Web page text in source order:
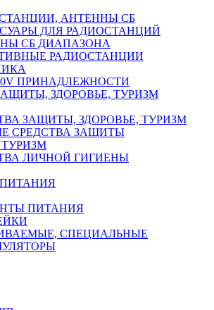
АНТЕННЫ CБ
ДЛЯ РАДИОСТАНЦИЙ
CБ ДИАПАЗОНА
РАДИОСТАНЦИИ
ПРИНАДЛЕЖНОСТИ
ЗДОРОВЬЕ, ТУРИЗМ
ЗАЩИТЫ, ЗДОРОВЬЕ, ТУРИЗМ
СРЕДСТВА ЗАЩИТЫ
ЛИЧНОЙ ГИГИЕНЫ
ПИТАНИЯ
СПЕЦИАЛЬНЫЕ